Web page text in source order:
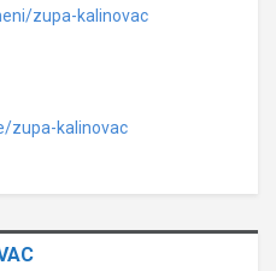
zupa-kalinovac
zupa-kalinovac